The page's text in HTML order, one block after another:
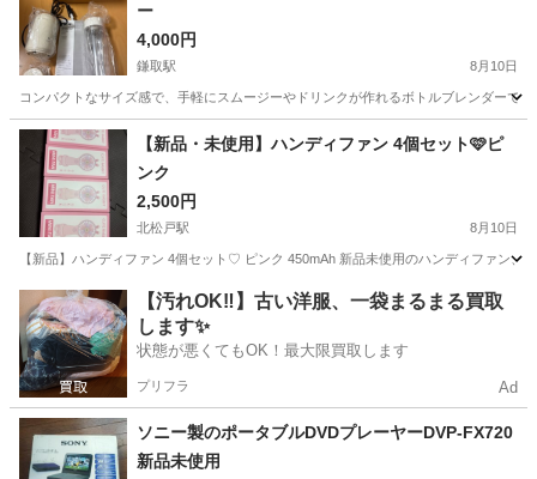
ー
4,000円
鎌取駅 8月10日
コンパクトなサイズ感で、手軽にスムージーやドリンクが作れるボトルブレンダーで
千葉 千葉市 鎌取駅 キッチン家電
【新品・未使用】ハンディファン 4個セット🩷ピ
ンク
2,500円
北松戸駅 8月10日
【新品】ハンディファン 4個セット♡ ピンク 450mAh 新品未使用のハンディファン
千葉 松戸市 北松戸駅 季節、空調家電
【汚れOK‼️】古い洋服、一袋まるまる買取
します✨
状態が悪くてもOK！最大限買取します
プリフラ Ad
ソニー製のポータブルDVDプレーヤーDVP-FX720
新品未使用